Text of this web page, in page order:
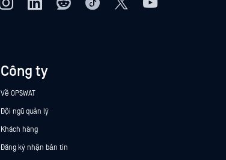
Công ty
Về OPSWAT
Đội ngũ quản lý
Khách hàng
Đăng ký nhận bản tin